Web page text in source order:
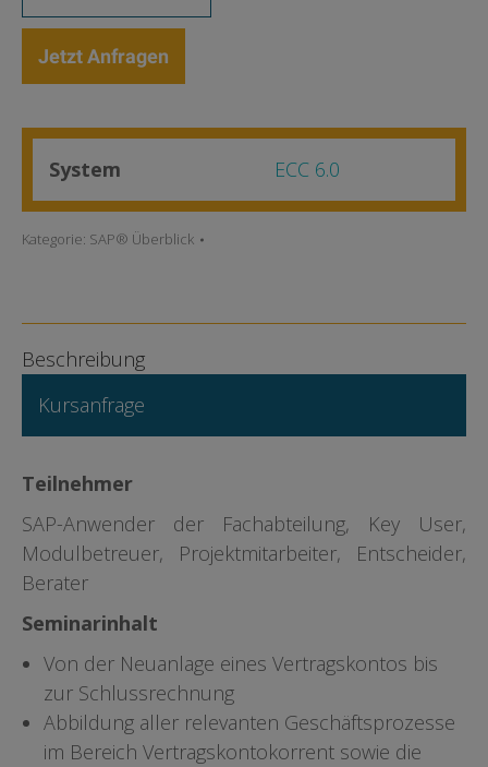
Jetzt Anfragen
System ECC 6.0
Kategorie: SAP® Überblick
Beschreibung
Kursanfrage
Teilnehmer
SAP-Anwender der Fachabteilung, Key User,
Modulbetreuer, Projektmitarbeiter, Entscheider,
Berater
Seminarinhalt
Von der Neuanlage eines Vertragskontos bis
zur Schlussrech­nung
Abbildung aller relevanten Geschäftsprozesse
im Bereich Vertragskontokorrent sowie die